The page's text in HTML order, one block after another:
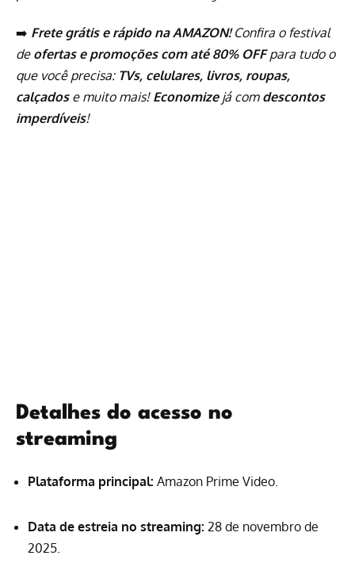
➡️ Frete grátis e rápido na AMAZON!Confira o festival
de ofertas e promoções com até 80% OFFpara tudo o
que você precisa: TVs, celulares, livros, roupas,
calçadose muito mais! Economizejá com descontos
imperdíveis!
Detalhes do acesso no
streaming
Plataforma principal: Amazon Prime Video.
Data de estreia no streaming: 28 de novembro de
2025.